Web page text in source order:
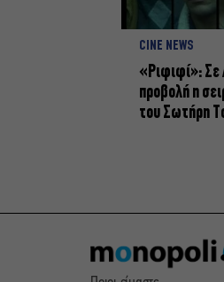
CINE NEWS
«Ριφιφί»: Σε
προβολή η
του Σωτήρη